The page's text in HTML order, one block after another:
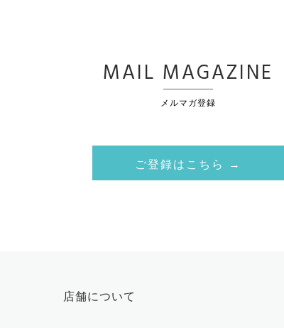
MAIL MAGAZINE
メルマガ登録
ご登録はこちら →
店舗について